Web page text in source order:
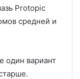
Protopic
средней и
один вариант